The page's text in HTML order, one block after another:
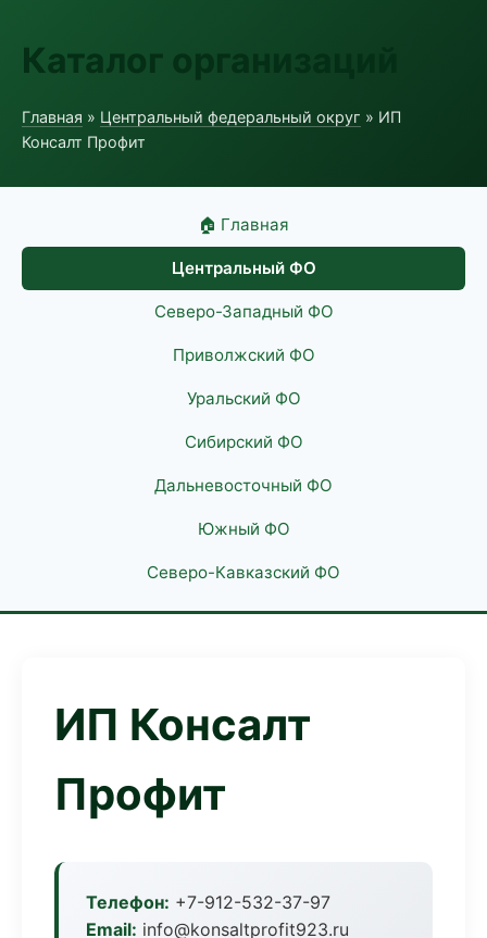
Каталог организаций
Главная » Центральный федеральный округ » ИП
Консалт Профит
🏠 Главная
Центральный ФО
Северо-Западный ФО
Приволжский ФО
Уральский ФО
Сибирский ФО
Дальневосточный ФО
Южный ФО
Северо-Кавказский ФО
ИП Консалт
Профит
Телефон: +7-912-532-37-97
Email: info@konsaltprofit923.ru